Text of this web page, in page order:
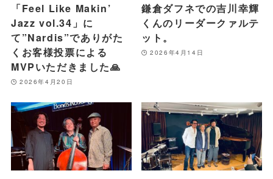
「Feel Like Makin’
Jazz vol.34」に
て”Nardis”でありがた
くお客様投票による
MVPいただきました🙏
2026年4月20日
鎌倉ダフネでの吉川幸輝
くんのリーダークァルテ
ット。
2026年4月14日